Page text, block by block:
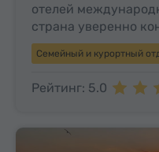
отелей
страна уверенно
Семейный и курортный
Рейтинг: 5.0